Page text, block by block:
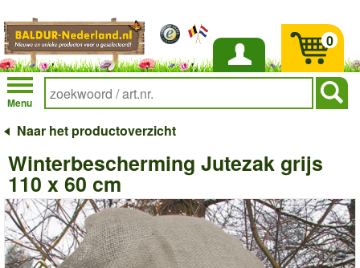
Inloggen
Menu
0
Naar het productoverzicht
Winterbescherming Jutezak grijs
110 x 60 cm